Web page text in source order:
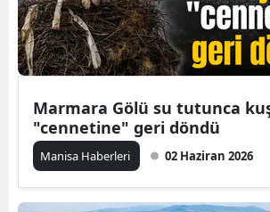
Marmara Gölü su tutunca
"cennetine" geri döndü
Manisa Haberleri 02 Haziran 2026